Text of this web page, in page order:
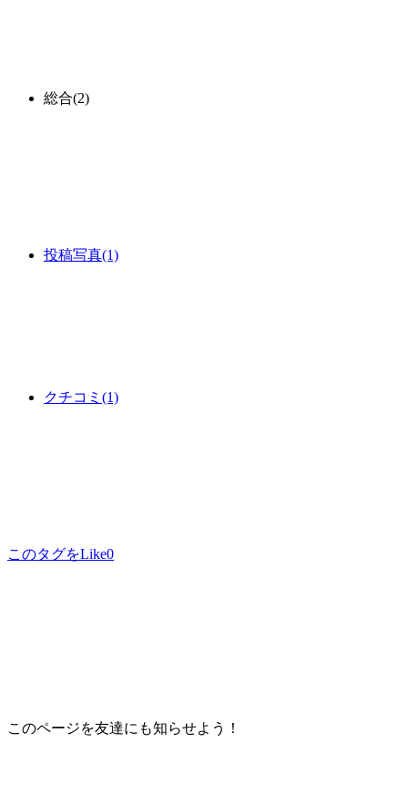
総合(2)
投稿写真(1)
クチコミ (1)
このタグをLike0
このページを友達にも知らせよう！